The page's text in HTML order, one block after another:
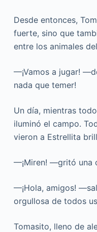
Desde entonces,
fuerte, sino que
entre los animales
—¡Vamos a jugar!
nada que temer!
Un día, mientras
iluminó el campo.
vieron a Estrellita
—¡Miren! —gritó una
—¡Hola, amigos!
orgullosa de todos
Tomasito, lleno de